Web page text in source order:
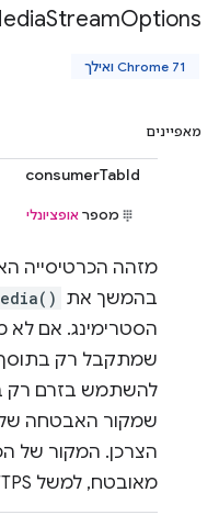
StreamOptions
Chrome 71 ואילך
מאפיינים
consumerTabId
מספר אופציונלי
מזהה הכרטיסייה
בהמשך את
הסטרימינג. אם לא
שמתקבל רק
להשתמש בזרם רק
שמקור האבטחה
הצרכן. המקור של
מאובטח, למשל HTTPS.